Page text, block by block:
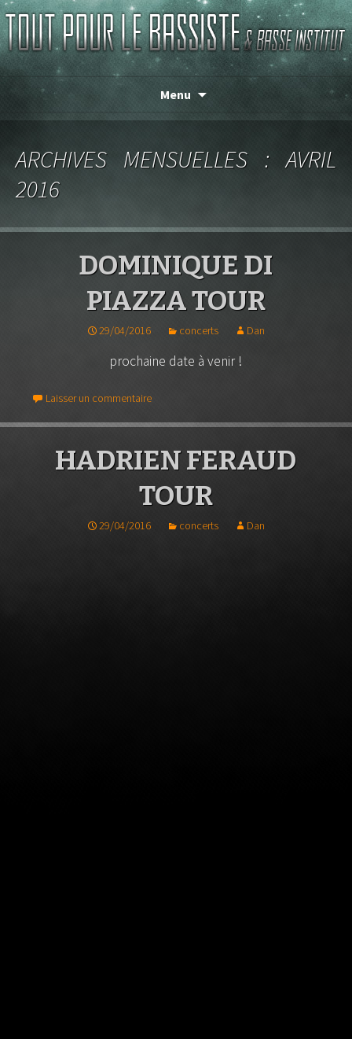
TOUT POUR LE BASSISTE
de basse depuis 1986 !
Menu
ARCHIVES MENSUELLES : AVRIL
2016
DOMINIQUE DI
PIAZZA TOUR
29/04/2016 concerts Dan
prochaine date à venir !
Laisser un commentaire
HADRIEN FERAUD
TOUR
29/04/2016 concerts Dan